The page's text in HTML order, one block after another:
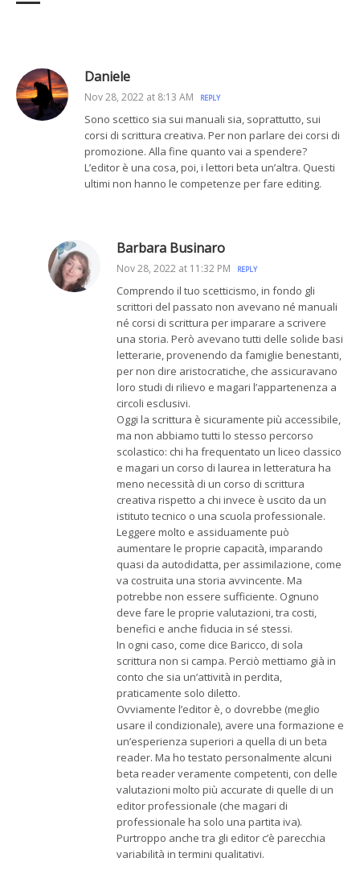
Daniele
Nov 28, 2022 at 8:13 AM REPLY
Sono scettico sia sui manuali sia, soprattutto, sui
corsi di scrittura creativa. Per non parlare dei corsi di
promozione. Alla fine quanto vai a spendere?
L’editor è una cosa, poi, i lettori beta un’altra. Questi
ultimi non hanno le competenze per fare editing.
Barbara Businaro
Nov 28, 2022 at 11:32 PM REPLY
Comprendo il tuo scetticismo, in fondo gli
scrittori del passato non avevano né manuali
né corsi di scrittura per imparare a scrivere
una storia. Però avevano tutti delle solide basi
letterarie, provenendo da famiglie benestanti,
per non dire aristocratiche, che assicuravano
loro studi di rilievo e magari l’appartenenza a
circoli esclusivi.
Oggi la scrittura è sicuramente più accessibile,
ma non abbiamo tutti lo stesso percorso
scolastico: chi ha frequentato un liceo classico
e magari un corso di laurea in letteratura ha
meno necessità di un corso di scrittura
creativa rispetto a chi invece è uscito da un
istituto tecnico o una scuola professionale.
Leggere molto e assiduamente può
aumentare le proprie capacità, imparando
quasi da autodidatta, per assimilazione, come
va costruita una storia avvincente. Ma
potrebbe non essere sufficiente. Ognuno
deve fare le proprie valutazioni, tra costi,
benefici e anche fiducia in sé stessi.
In ogni caso, come dice Baricco, di sola
scrittura non si campa. Perciò mettiamo già in
conto che sia un’attività in perdita,
praticamente solo diletto.
Ovviamente l’editor è, o dovrebbe (meglio
usare il condizionale), avere una formazione e
un’esperienza superiori a quella di un beta
reader. Ma ho testato personalmente alcuni
beta reader veramente competenti, con delle
valutazioni molto più accurate di quelle di un
editor professionale (che magari di
professionale ha solo una partita iva).
Purtroppo anche tra gli editor c’è parecchia
variabilità in termini qualitativi.